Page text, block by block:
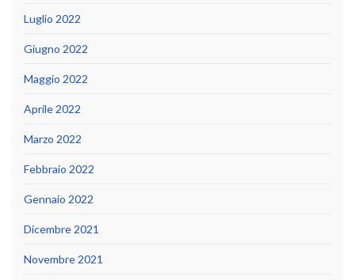
Luglio 2022
Giugno 2022
Maggio 2022
Aprile 2022
Marzo 2022
Febbraio 2022
Gennaio 2022
Dicembre 2021
Novembre 2021